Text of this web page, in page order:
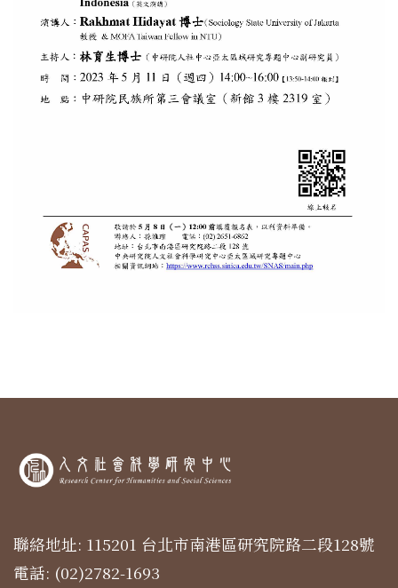
聯絡地址: 115201 台北市南港區研究院路二段128號
電話: (02)2782-1693